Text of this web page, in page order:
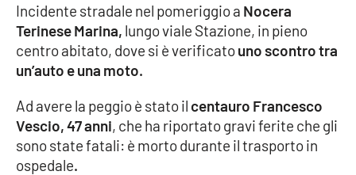
Editoriali
VIDEO
Ambiente
Cronaca
Incidente stradale nel pomeriggio a Nocera
Terinese Marina, lungo viale Stazione, in pieno
centro abitato, dove si è verificatouno scontro tra
un’auto e una moto.
Ad avere la peggio è stato il centauro Francesco
Vescio, 47 anni, che ha riportato gravi ferite che gli
sono state fatali: è morto durante il trasporto in
ospedale.